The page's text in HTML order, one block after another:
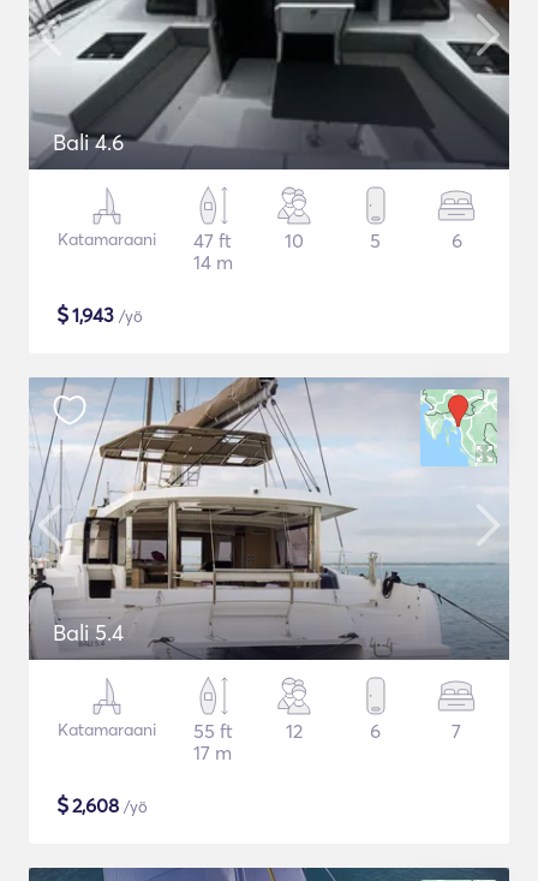
Bali 4.6
Katamaraani
47 ft
14 m
10 5 6
$1,943 /yö
Bali 5.4
Katamaraani
55 ft
17 m
12 6 7
$2,608 /yö